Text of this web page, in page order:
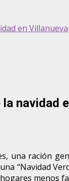
en Villanueva
navidad
una ración
“Navidad
menos